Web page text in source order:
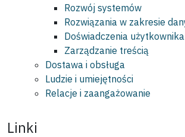
Rozwój systemów
Rozwiązania w zakresie
Doświadczenia użytkownika
Zarządzanie treścią
Dostawa i obsługa
Ludzie i umiejętności
Relacje i zaangażowanie
Linki